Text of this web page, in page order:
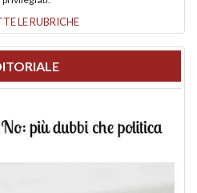
LE RUBRICHE